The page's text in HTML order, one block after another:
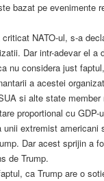
bazat pe evenimente
NATO-ul, s-a
Dar intr-adevar el a
nu considera just
a acestei
si alte state member
proportional cu GDP-
unii extremist americani
Dar acest sprijin a
de Trump.
ca Trump are o